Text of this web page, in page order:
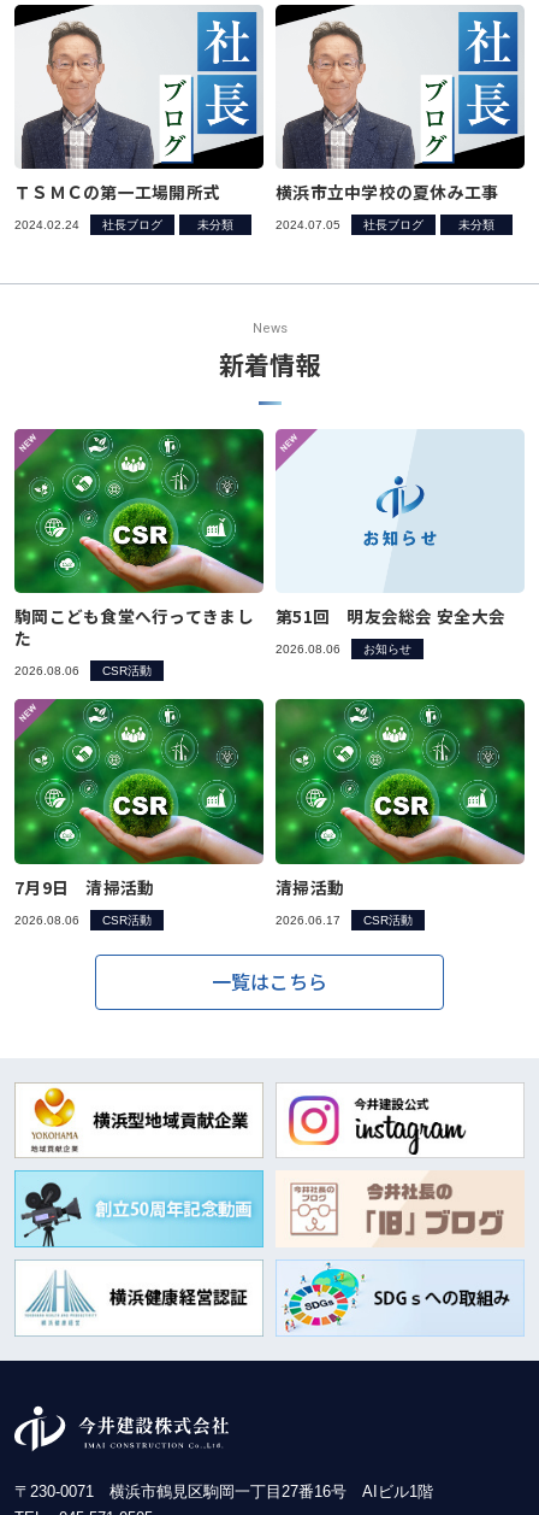
ＴＳＭＣの第一工場開所式
2024.02.24 社長ブログ 未分類
横浜市立中学校の夏休み工事
2024.07.05 社長ブログ 未分類
News
新着情報
駒岡こども食堂へ行ってきまし
た
2026.08.06 CSR活動
第51回 明友会総会 安全大会
2026.08.06 お知らせ
7月9日 清掃活動
2026.08.06 CSR活動
清掃活動
2026.06.17 CSR活動
一覧はこちら
〒230-0071 横浜市鶴見区駒岡一丁目27番16号 AIビル1階